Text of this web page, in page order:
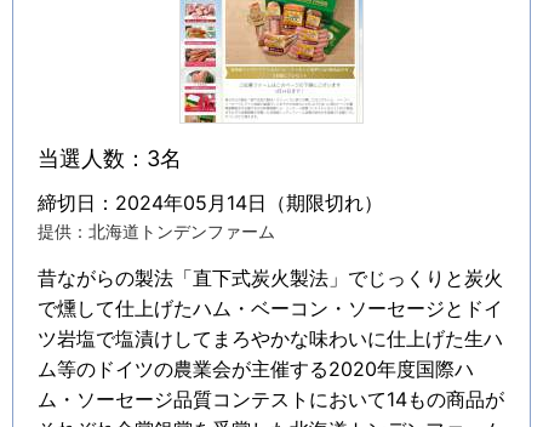
当選人数：3名
締切日：2024年05月14日（期限切れ）
提供：北海道トンデンファーム
昔ながらの製法「直下式炭火製法」でじっくりと炭火
で燻して仕上げたハム・ベーコン・ソーセージとドイ
ツ岩塩で塩漬けしてまろやかな味わいに仕上げた生ハ
ム等のドイツの農業会が主催する2020年度国際ハ
ム・ソーセージ品質コンテストにおいて14もの商品が